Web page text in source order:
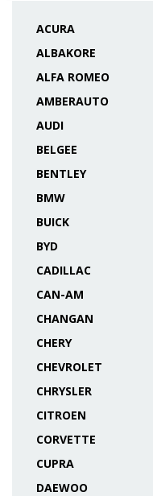
ACURA
ALBAKORE
ALFA ROMEO
AMBERAUTO
AUDI
BELGEE
BENTLEY
BMW
BUICK
BYD
CADILLAC
CAN-AM
CHANGAN
CHERY
CHEVROLET
CHRYSLER
CITROEN
CORVETTE
CUPRA
DAEWOO